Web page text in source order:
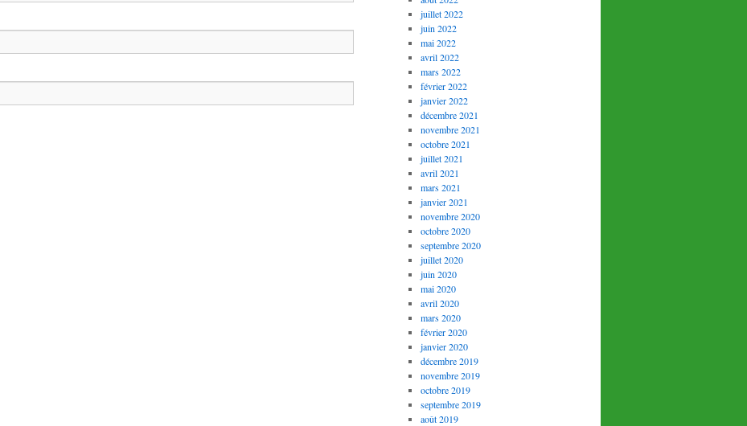
juillet 2022
juin 2022
mai 2022
avril 2022
mars 2022
février 2022
janvier 2022
décembre 2021
novembre 2021
octobre 2021
juillet 2021
avril 2021
mars 2021
janvier 2021
novembre 2020
octobre 2020
septembre 2020
juillet 2020
juin 2020
mai 2020
avril 2020
mars 2020
février 2020
janvier 2020
décembre 2019
novembre 2019
octobre 2019
septembre 2019
août 2019